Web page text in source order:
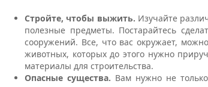
Стройте, чтобы выжить. Изучайте
полезные предметы. Постарайтесь
сооружений. Все, что вас окружает,
животных, которых до этого нужно
материалы для строительства.
Опасные существа. Вам нужно не